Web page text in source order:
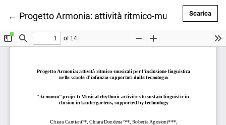
← Ritorna ai dettagli dell'articolo
Progetto Armonia: attività ritmico-musicali per
Scarica